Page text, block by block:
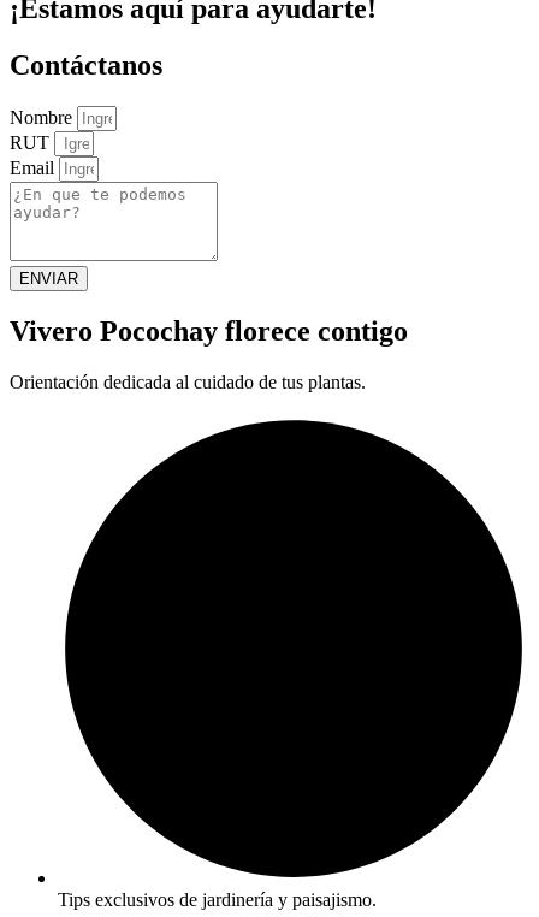
¡Estamos aquí para ayudarte!
Contáctanos
Nombre
RUT
Email
ENVIAR
Vivero Pocochay florece contigo
Orientación dedicada al cuidado de tus plantas.
Tips exclusivos de jardinería y paisajismo.